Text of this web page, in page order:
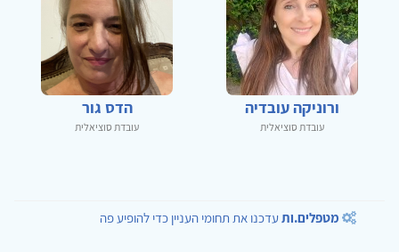
ורוניקה עובדיה
עובדת סוציאלית
הדס גור
עובדת סוציאלית
מטפלים.ותעדכנו את תחומי העניין כדי להופיע פה